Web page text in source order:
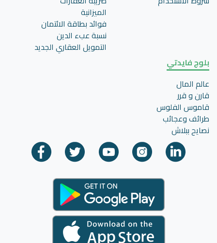
الميزانية
فوائد بطاقة الائتمان
نسبة عبء الدين
التمويل العقاري الجديد
بلوج فايدتي
عالم المال
قارن و قرر
قاموس الفلوس
طرائف وعجائب
نصايح ببلاش